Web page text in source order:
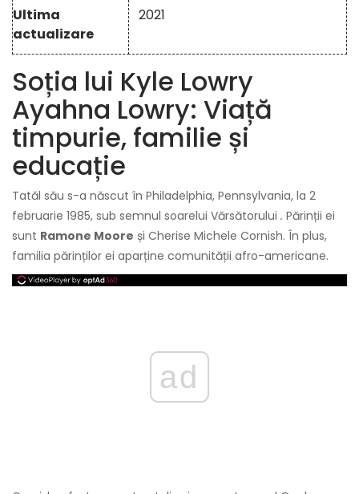
Ultima
actualizare
2021
Soția lui Kyle Lowry
Ayahna Lowry: Viață
timpurie, familie și
educație
Tatăl său s-a născut în Philadelphia, Pennsylvania, la 2
februarie 1985, sub semnul soarelui Vărsătorului . Părinții ei
sunt Ramone Moore și Cherise Michele Cornish. În plus,
familia părinților ei aparține comunității afro-americane.
ad